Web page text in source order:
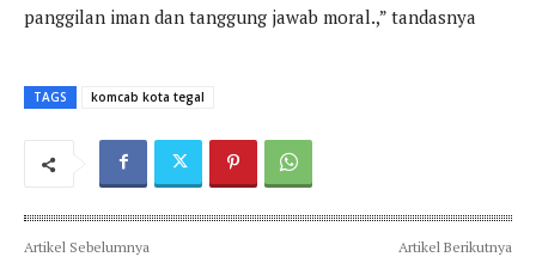
panggilan iman dan tanggung jawab moral.,” tandasnya
TAGS komcab kota tegal
Artikel Sebelumnya Artikel Berikutnya